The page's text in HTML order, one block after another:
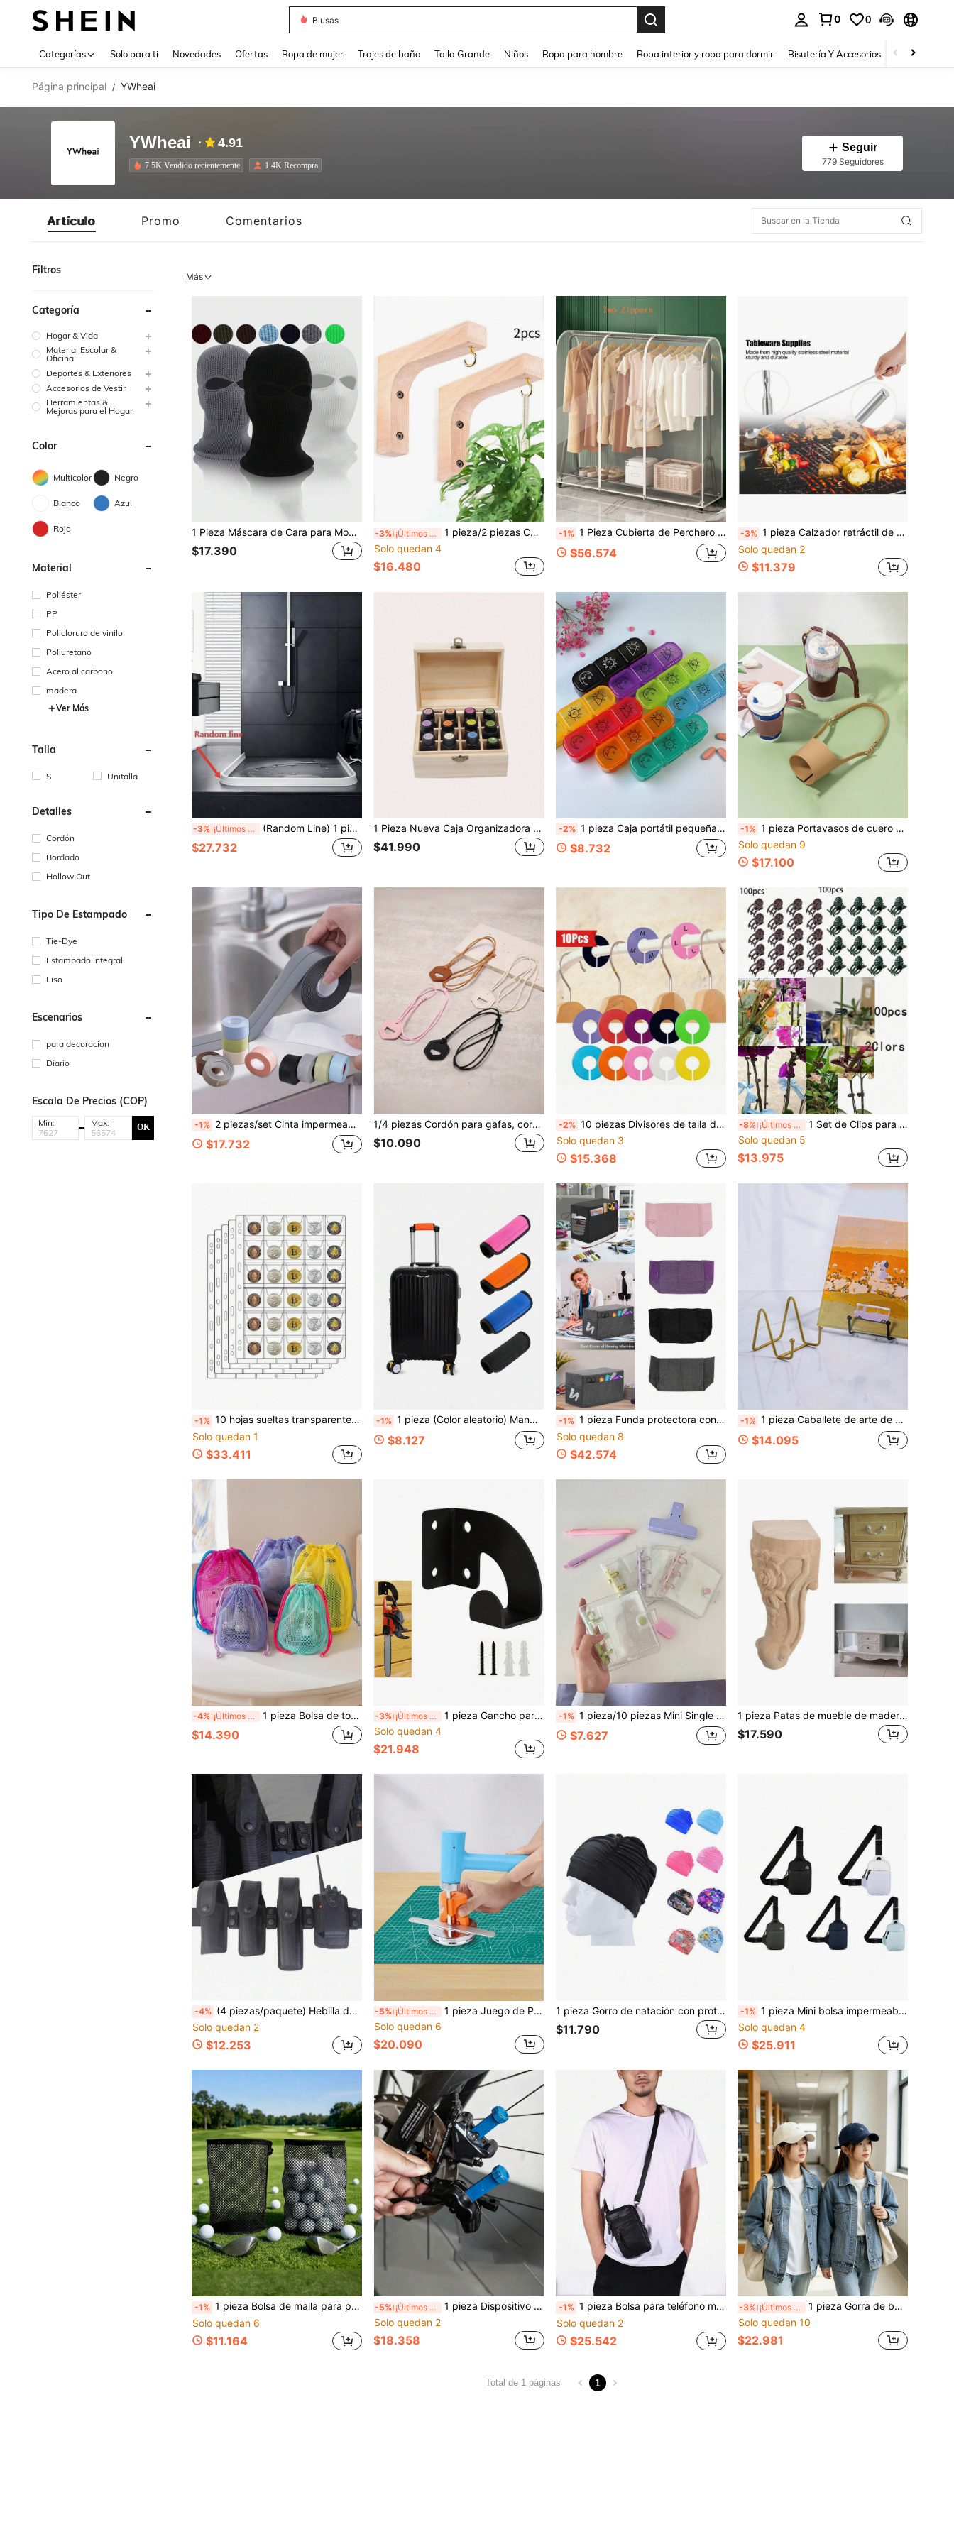
Jeans
0 0
Categorías Solo para ti Novedades Ofertas Ropa de mujer Trajes de baño Talla Grande Niños Ropa para hombre Ropa interior y ropa para dormir Bisutería Y Accesorios Zapatos
Página principal / YWheai
YWheai 4.91
7.5K Vendido recientemente 1.4K Recompra
Seguir
779 Seguidores
Artículo Promo Comentarios
Filtros
Categoría
Hogar & Vida
Material Escolar &
Oficina
Deportes & Exteriores
Accesorios de Vestir
Herramientas &
Mejoras para el Hogar
Color
Multicolor Negro
Blanco Azul
Rojo
Material
Poliéster
PP
Policloruro de vinilo
Poliuretano
Acero al carbono
madera
Ver Más
Talla
S Unitalla
Detalles
Cordón
Bordado
Hollow Out
Tipo De Estampado
Tie-Dye
Estampado Integral
Liso
Escenarios
para decoracion
Diario
Escala De Precios (COP)
Min: Max: OK
Más
1 Pieza Máscara de Cara para Montar Pasamontañas de Punto Máscara Facial Completa - Máscara de Esquí de 2 Orificios para Hombres & Mujeres Cobertura Facial Completa Calidez de Invierno y Protección contra el Viento Cobertura de Cabeza Transpirable Máscara para Deportes al Aire Libre para Esquí, Bicicletas, Snowboard & Actividades de Clima Frío, Máscara Facial de Invierno
$17.390
-3% ¡Últimos 3 días
1 pieza/2 piezas Colgador de Plantas Maceteros de Pared para Plantas de Interior Ganchos de Pared de Madera para Colgar Plantas Ganchos de Cesta para Linternas Soporte para Flores Campanas de Viento Decoración del Hogar Soportes de Macramé Soporte para Exhibición de Suculentas Estante Organizador
Solo quedan 4
$16.480
-1% 1 Pieza Cubierta de Perchero Transparente, Bolsa de Ropa con Cremallera a Prueba de Polvo, Protector de Ropa Lavable con Cremallera Doble/Cremallera Única - Previene el Polvo y la Humedad de la Ropa (Cremallera Aleatoria Una Cremallera Pequeña, Dos Cremalleras Grandes)
$56.574
-3% 1 pieza Calzador retráctil de uso pesado, cucharón ligero y portátil, ayuda extra para ponerse los zapatos
Solo quedan 2
$11.379
-3% ¡Últimos 3 días (Random Line) 1 pieza Tira de silicona blanca de 1m para detener el agua en el baño, impermeabilización y separación de humedad, tira bloqueadora de agua para baño, tira impermeable para baño, tira impermeable para ducha, tira bloqueadora de agua para el piso del inodoro
$27.732
1 Pieza Nueva Caja Organizadora de Almacenamiento de Madera con 12 / 25 Compartimentos para Estuche de Aceites Esenciales Contenedor de Aromaterapia Caja de Almacenamiento de Joyas Estuche de Exhibición con Tapa Abatible para Viajes - Asegura que tus Aceites Esenciales sean Varios Regalos Festivos (La Textura de la Madera es Aleatoria)
$41.990
-2% 1 pieza Caja portátil pequeña para pastillas de viaje semanal, dispensador de pastillas de bolsillo, estuche para pastillas con compartimentos para vitaminas y aceite de pescado, amigable para la billetera
$8.732
-1% 1 pieza Portavasos de cuero portátil con estilo simple de inspiración, alto valor estético y aislamiento térmico
Solo quedan 9
$17.100
-1% 2 piezas/set Cinta impermeable y duradera anti-moho para juntas hermosas, a prueba de humedad, para cocina y baño, cinta para sellar juntas del fregadero, inodoro y esquinas de paredes, cinta autoadhesiva, pegatina impermeable para paredes de baño, encimeras de cocina, fregadero y baño
$17.732
1/4 piezas Cordón para gafas, correa para el cuello, cadena para gafas, cuerda para gafas de lectura, cadena para gafas de mujer, correa para el cuello, clip anti-caída para gafas de lectura, funda protectora para gafas, estuche para gafas, cuerda para colgar gafas, estuche de moda para gafas, caja de almacenamiento para gafas
$10.090
-2% 10 piezas Divisores de talla de ropa, perchas redondas, divisores de armario, anillos en blanco para marcar la talla, etiquetas de prendas convenientes, accesorios de ropa DIY
Solo quedan 3
$15.368
-8% ¡Últimos 3 días
1 Set de Clips para Orquídeas, Clips de Fijación para Enredaderas, Adecuado para Soporte de Plantas, Clips para Plantas, Pequeña Herramienta de Jardinería, Clips para Plantas, Abrazadera para Enredaderas, Soporte para Plantas para Injertar, Orquídeas Mariposa, Flores, Accesorios de Jardín
Solo quedan 5
$13.975
-1% 10 hojas sueltas transparentes de alta calidad con 30 compartimentos. Estas son páginas interiores disponibles adecuadas para álbumes de billetes y monedas sueltos. Son páginas de álbum de monedas de un solo lado de alta transparencia.
Solo quedan 1
$33.411
-1% 1 pieza (Color aleatorio) Mango de carrito de equipaje y protector de mango
$8.127
-1% 1 pieza Funda protectora contra el polvo Funda protectora para costura Funda protectora contra el polvo para costura Bolsa de almacenamiento de herramientas de costura Funda de almacenamiento Funda protectora contra el polvo para muebles
Solo quedan 8
$42.574
-1% 1 pieza Caballete de arte de hierro, estantería de exhibición de placa de hierro moderna, marco de fotos de metal de escritorio, caballete de arte de hierro dorado, adecuado para exhibir cuadros, marcos, libros, platos decorativos, placas
$14.095
-4% ¡Últimos 3 días 1 pieza Bolsa de tocador de malla de dopamina, bolsa de maquillaje para viajes al aire libre, bolsa de natación y fitness, bolsa de drenaje con bolsillo con cordón, adecuada para ropa delicada y viajes
$14.390
-3% ¡Últimos 2 días
1 pieza Gancho para colgar sierras de cadena Estantería de almacenamiento metálica multiusos para herramientas de jardín y garaje, soporte para sierras de cadena de gran tamaño
Solo quedan 4
$21.948
-1% 1 pieza/10 piezas Mini Single Shell/10 piezas Cuaderno de tarjetas 3 pulgadas Pequeño portafotos Carpeta de colección Libro de almacenamiento de fotos de ídolos Mini PVC Álbum de tarjetas de fotos Chasing Stars Álbum de papelería escolar Álbum de tarjetas sueltas Álbum minimalista DIY Colección de tarjetas
$7.627
1 pieza Patas de mueble de madera maciza tallada para gabinete de TV, asiento, decoración del hogar vintage, accesorios de muebles, reemplazo de patas de sofá, sillón, otomana, mesa de centro, gabinete
$17.590
-4% (4 piezas/paquete) Hebilla de cinturón portátil para exteriores Accesorios deportivos&de exterior Hebilla de cinturón deportivo
Solo quedan 2
$12.253
-5% ¡Últimos 2 días
1 pieza Juego de Plantilla de Estampado de Metal, Accesorio de Estampado de Metal Desmontable Herramienta Auxiliar Simple para Estampado de Joyas y Punzón
Solo quedan 6
$20.090
1 pieza Gorro de natación con protección para los oídos, accesorios de natación para deportes acuáticos al aire interiores, ajuste cómodo, gorro de natación con estampado floral de alta elasticidad - suave, transpirable, de secado rápido, prenda de cabeza cómoda para hombres y mujeres
$11.790
-1% 1 pieza Mini bolsa impermeable para teléfono móvil, bolsa cruzada para hombro para deportes al aire libre y fitness
Solo quedan 4
$25.911
-1% 1 pieza Bolsa de malla para pelotas de golf con cordón, bolsa ligera y transpirable para almacenamiento y transporte de equipo deportivo
Solo quedan 6
$11.164
-5% ¡Últimos 2 días
1 pieza Dispositivo de restablecimiento no destructivo de pistón cerámico de freno de bicicleta, herramienta de mantenimiento universal para bicicletas, herramienta de reparación de pistón de acero al carbono
Solo quedan 2
$18.358
-1% 1 pieza Bolsa para teléfono móvil con cinturón para deportes al aire libre, bolsa pequeña de hombro, multifuncional, de moda y portátil
Solo quedan 2
$25.542
-3% ¡Últimos 2 días
1 pieza Gorra de béisbol unisex con bordado de letra RH, gorra casual de verano para hombres y mujeres, gorra de camionero ajustable para exteriores, sombra, hip hop y streetwear
Solo quedan 10
$22.981
Total de 1 páginas 1